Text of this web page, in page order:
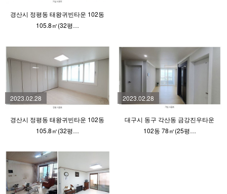
경산시 정평동 태왕귀빈타운 102동
105.8㎡(32평…
2023.02.28
경산시 정평동 태왕귀빈타운 102동
105.8㎡(32평…
2023.02.28
대구시 동구 각산동 금강진우타운
102동 78㎡(25평…